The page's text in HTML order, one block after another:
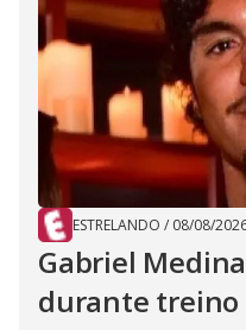
ESTRELANDO / 08/08/
Gabriel
durante treino